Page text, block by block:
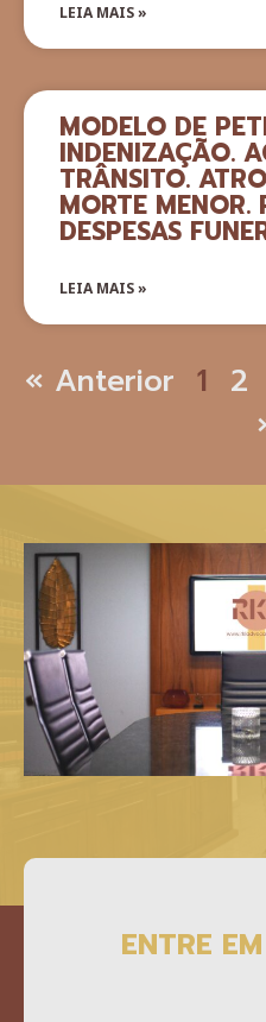
LEIA MAIS »
MODELO DE
INDENIZAÇÃO.
TRÂNSITO.
MORTE MENOR.
DESPESAS
LEIA MAIS »
« Anterior 1 2
ENTRE